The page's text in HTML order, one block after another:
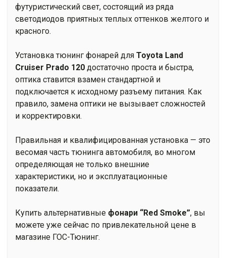
футуристический свет, состоящий из ряда
светодиодов приятных теплых оттенков желтого и
красного.
Установка тюнинг фонарей для Toyota Land
Cruiser Prado 120 достаточно проста и быстра,
оптика ставится взамен стандартной и
подключается к исходному разъему питания. Как
правило, замена оптики не вызывает сложностей
и корректировки.
Правильная и квалифицированная установка — это
весомая часть тюнинга автомобиля, во многом
определяющая не только внешние
характеристики, но и эксплуатационные
показатели.
Купить альтернативные фонари “Red Smoke”, вы
можете уже сейчас по привлекательной цене в
магазине ГОС-Тюнинг.